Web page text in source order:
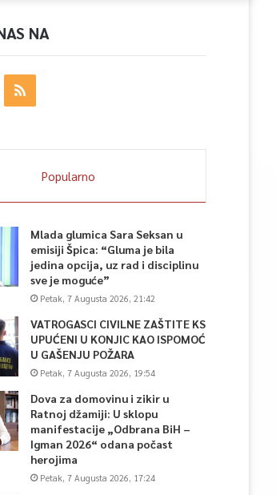
NA
Popularno
Mlada glumica Sara Seksan u
emisiji Špica: “Gluma je bila
jedina opcija, uz rad i disciplinu
sve je moguće”
Petak, 7 Augusta 2026, 21:42
VATROGASCI CIVILNE ZAŠTITE KS
UPUĆENI U KONJIC KAO ISPOMOĆ
U GAŠENJU POŽARA
Petak, 7 Augusta 2026, 19:54
Dova za domovinu i zikir u
Ratnoj džamiji: U sklopu
manifestacije „Odbrana BiH –
Igman 2026“ odana počast
herojima
Petak, 7 Augusta 2026, 17:24